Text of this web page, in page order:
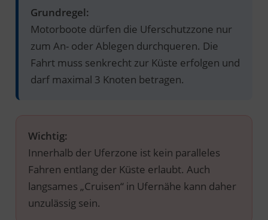
Grundregel:
Motorboote dürfen die Uferschutzzone nur
zum An- oder Ablegen durchqueren. Die
Fahrt muss senkrecht zur Küste erfolgen und
darf maximal 3 Knoten betragen.
Wichtig:
Innerhalb der Uferzone ist kein paralleles
Fahren entlang der Küste erlaubt. Auch
langsames „Cruisen“ in Ufernähe kann daher
unzulässig sein.